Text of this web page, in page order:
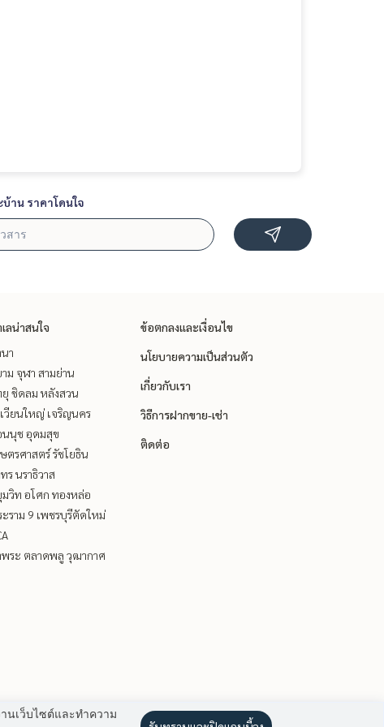
าน ราคาโดนใจ
ลน่าสนใจ
า
ม จุฬา สามย่าน
ชิดลม หลังสวน
วียนใหญ่ เจริญนคร
นนุช อุดมสุข
ตรศาสตร์ รัชโยธิน
ร นราธิวาส
วิท อโศก ทองหล่อ
ราม 9 เพชรบุรีตัดใหม่
ระ ตลาดพลู วุฒากาศ
ข้อตกลงและเงื่อนไข
นโยบายความเป็นส่วนตัว
เกี่ยวกับเรา
วิธีการฝากขาย-เช่า
ติดต่อ
นเว็บไซต์และทำความ